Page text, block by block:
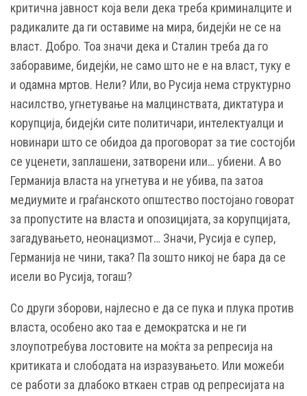
критична јавност која вели дека треба криминалците и
радикалите да ги оставиме на мира, бидејќи не се на
власт. Добро. Тоа значи дека и Сталин треба да го
заборавиме, бидејќи, не само што не е на власт, туку е
и одамна мртов. Нели? Или, во Русија нема структурно
насилство, угнетување на малцинствата, диктатура и
корупција, бидејќи сите политичари, интелектуалци и
новинари што се обидоа да проговорат за тие состојби
се уценети, заплашени, затворени или… убиени. А во
Германија власта на угнетува и не убива, па затоа
медиумите и граѓанското општество постојано говорат
за пропустите на власта и опозицијата, за корупцијата,
загадувањето, неонацизмот… Значи, Русија е супер,
Германија не чини, така? Па зошто никој не бара да се
исели во Русија, тогаш?
Со други зборови, најлесно е да се пука и плука против
власта, особено ако таа е демократска и не ги
злоупотребува лостовите на моќта за репресија на
критиката и слободата на изразувањето. Или можеби
се работи за длабоко вткаен страв од репресијата на